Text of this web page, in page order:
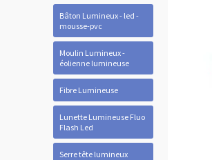
Bâton Lumineux - led -
mousse-pvc
Moulin Lumineux -
éolienne lumineuse
Fibre Lumineuse
Lunette Lumineuse Fluo
Flash Led
Serre tête lumineux